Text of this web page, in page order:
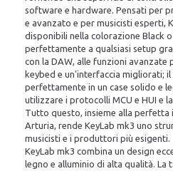
software e hardware. Pensati per
e avanzato e per musicisti esperti,
disponibili nella colorazione Black
perfettamente a qualsiasi setup
con la DAW, alle funzioni avanzate
keybed e un'interfaccia migliorati;
perfettamente in un case solido e
utilizzare i protocolli MCU e HUI e
Tutto questo, insieme alla
Arturia, rende KeyLab mk3 uno
musicisti e i produttori più esigenti.
KeyLab mk3 combina un design
legno e alluminio di alta qualità. La